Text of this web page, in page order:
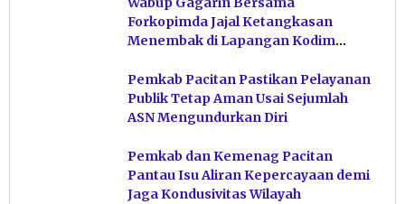
Forkopimda Jajal Ketangkasan
Menembak di Lapangan Kodim
Pemkab Pacitan Pastikan Pelayanan
Publik Tetap Aman Usai Sejumlah
ASN Mengundurkan Diri
Pemkab dan Kemenag Pacitan
Pantau Isu Aliran Kepercayaan demi
Jaga Kondusivitas Wilayah